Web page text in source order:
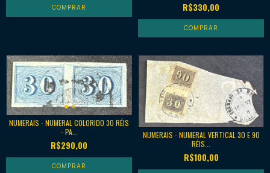
R$330,00
NUMERAIS - NUMERAL COLORIDO 30 RÉIS
- PA...
R$290,00
NUMERAIS - NUMERAL VERTICAL 30 E 90
RÉIS...
R$100,00